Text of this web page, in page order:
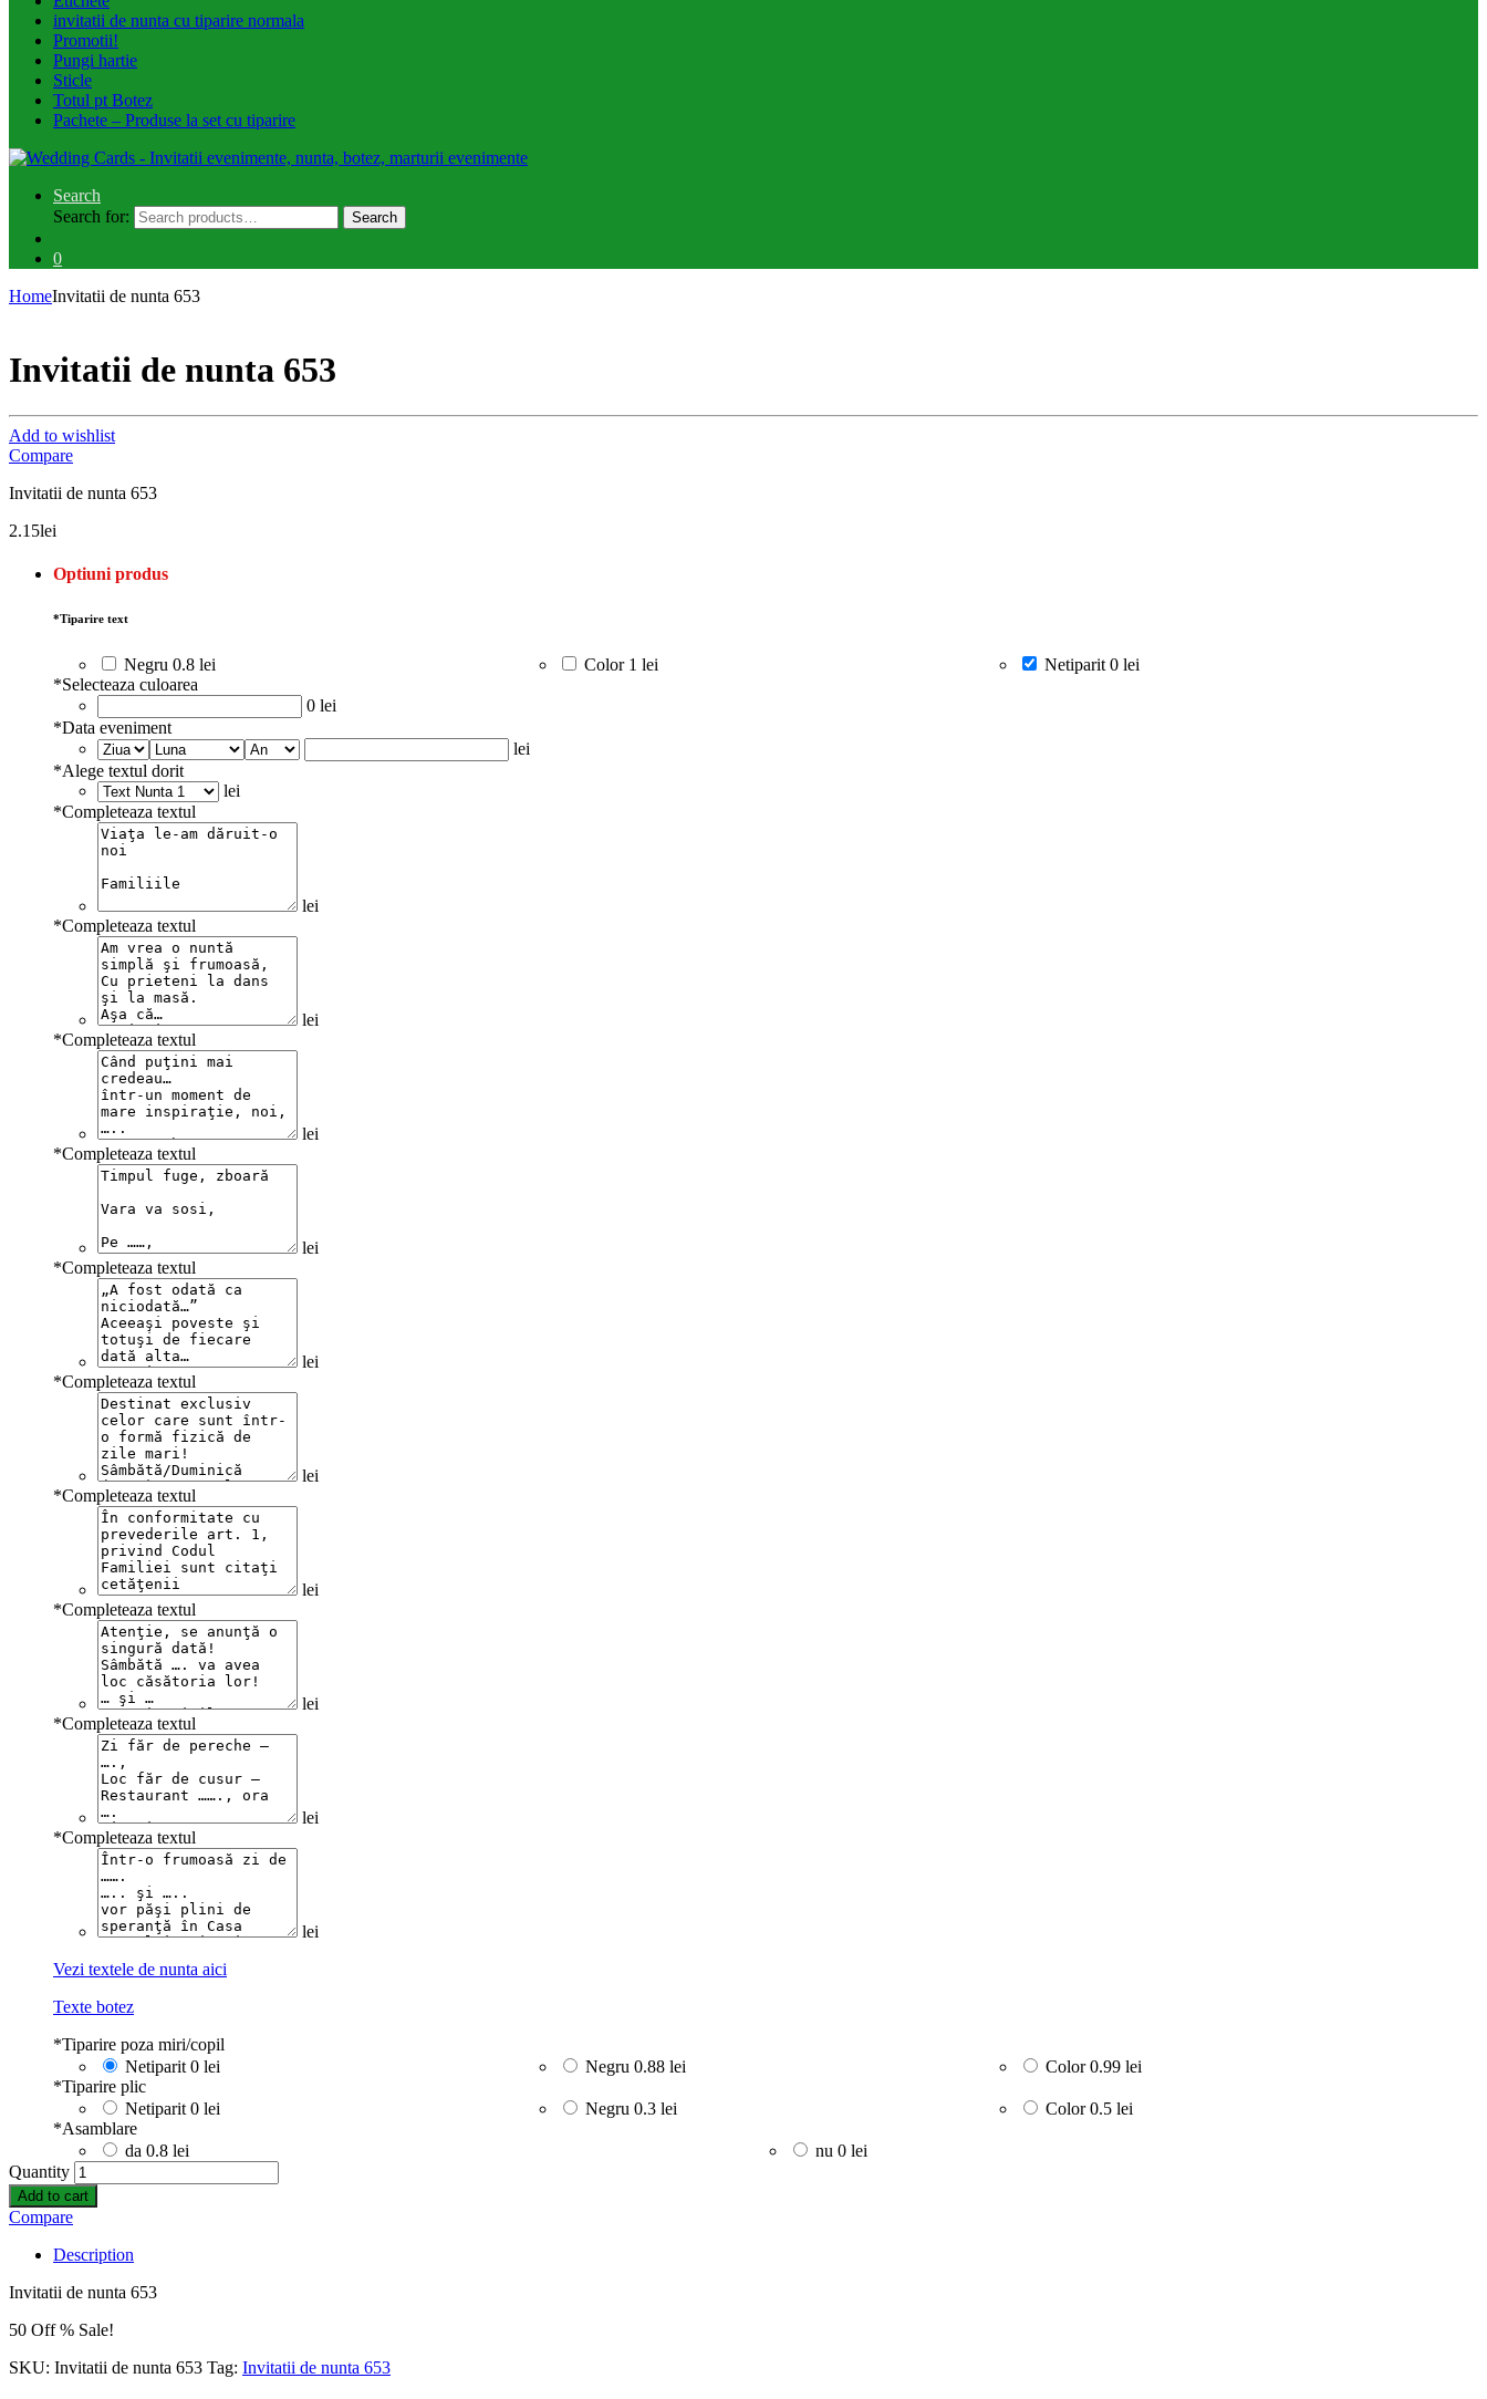
invitatii de nunta cu tiparire normala
Promotii!
Pungi hartie
Sticle
Totul pt Botez
Pachete – Produse la set cu tiparire
Search
Search for:
Search
0
HomeInvitatii de nunta 653
Invitatii de nunta 653
Add to wishlist
Compare
Invitatii de nunta 653
2.15lei
Optiuni produs
*Tiparire text
Negru 0.8 lei Color 1 lei Netiparit 0 lei
*Selecteaza culoarea
0 lei
*Data eveniment
lei
*Alege textul dorit
lei
*Completeaza textul
lei
*Completeaza textul
lei
*Completeaza textul
lei
*Completeaza textul
lei
*Completeaza textul
lei
*Completeaza textul
lei
*Completeaza textul
lei
*Completeaza textul
lei
*Completeaza textul
lei
*Completeaza textul
lei
Vezi textele de nunta aici
Texte botez
*Tiparire poza miri/copil
Netiparit 0 lei Negru 0.88 lei Color 0.99 lei
*Tiparire plic
Netiparit 0 lei Negru 0.3 lei Color 0.5 lei
*Asamblare
da 0.8 lei nu 0 lei
Quantity
Add to cart
Compare
Description
Invitatii de nunta 653
50 Off % Sale!
SKU: Invitatii de nunta 653 Tag: Invitatii de nunta 653